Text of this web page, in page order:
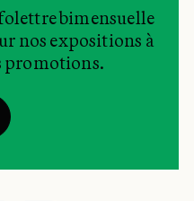
bimensuelle
nos expositions à
promotions.